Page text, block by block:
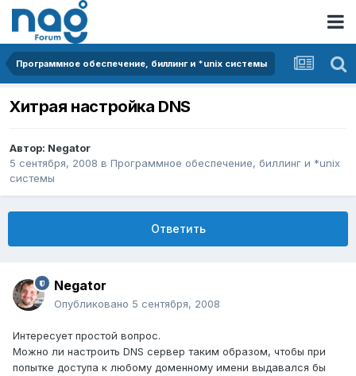
Программное обеспечение, биллинг и *unix системы
Хитрая настройка DNS
Автор: Negator
5 сентября, 2008 в Программное обеспечение, биллинг и *unix
системы
Ответить
Negator
Опубликовано 5 сентября, 2008
Интересует простой вопрос.
Можно ли настроить DNS сервер таким образом, чтобы при
попытке доступа к любому доменному имени выдавался бы